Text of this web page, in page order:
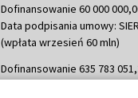
Dofinansowanie 60 000
Data podpisania umowy:
(wpłata wrzesień 60 mln)
Dofinansowanie 635 783